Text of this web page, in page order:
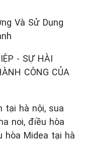
Và Sử Dụng
- SỰ HÀI
CÔNG CỦA
tại hà nội, sua
noi, điều hòa
hòa Midea tại hà